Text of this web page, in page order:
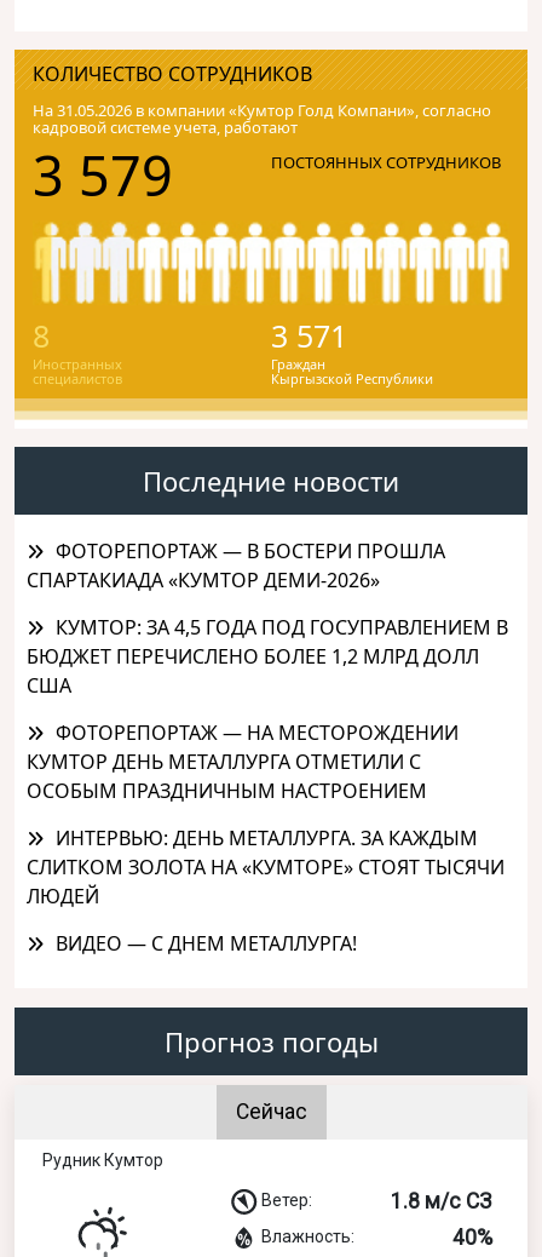
КОЛИЧЕСТВО СОТРУДНИКОВ
На 31.05.2026 в компании «Кумтор Голд Компани», согласно
кадровой системе учета, работают
3 579 ПОСТОЯННЫХ СОТРУДНИКОВ
8
Иностранных
специалистов
3 571
Граждан
Кыргызской Республики
Последние новости
ФОТОРЕПОРТАЖ — В БОСТЕРИ ПРОШЛА
СПАРТАКИАДА «КУМТОР ДЕМИ-2026»
КУМТОР: ЗА 4,5 ГОДА ПОД ГОСУПРАВЛЕНИЕМ В
БЮДЖЕТ ПЕРЕЧИСЛЕНО БОЛЕЕ 1,2 МЛРД ДОЛЛ
США
ФОТОРЕПОРТАЖ — НА МЕСТОРОЖДЕНИИ
КУМТОР ДЕНЬ МЕТАЛЛУРГА ОТМЕТИЛИ С
ОСОБЫМ ПРАЗДНИЧНЫМ НАСТРОЕНИЕМ
ИНТЕРВЬЮ: ДЕНЬ МЕТАЛЛУРГА. ЗА КАЖДЫМ
СЛИТКОМ ЗОЛОТА НА «КУМТОРЕ» СТОЯТ ТЫСЯЧИ
ЛЮДЕЙ
ВИДЕО — С ДНЕМ МЕТАЛЛУРГА!
Прогноз погоды
Сейчас
Рудник Кумтор
Ветер: 1.8 м/с СЗ
Влажность: 40%